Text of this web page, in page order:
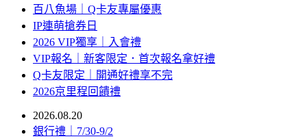
百八魚場｜Q卡友專屬優惠
IP連萌搶券日
2026 VIP獨享｜入會禮
VIP報名｜新客限定．首次報名拿好禮
Q卡友限定｜開通好禮享不完
2026京里程回饋禮
2026.08.20
銀行禮｜7/30-9/2